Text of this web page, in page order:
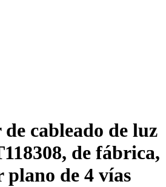
cableado de luz
de fábrica,
plano de 4 vías